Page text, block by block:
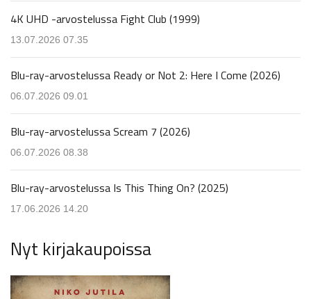
4K UHD -arvostelussa Fight Club (1999)
13.07.2026 07.35
Blu-ray-arvostelussa Ready or Not 2: Here I Come (2026)
06.07.2026 09.01
Blu-ray-arvostelussa Scream 7 (2026)
06.07.2026 08.38
Blu-ray-arvostelussa Is This Thing On? (2025)
17.06.2026 14.20
Nyt kirjakaupoissa